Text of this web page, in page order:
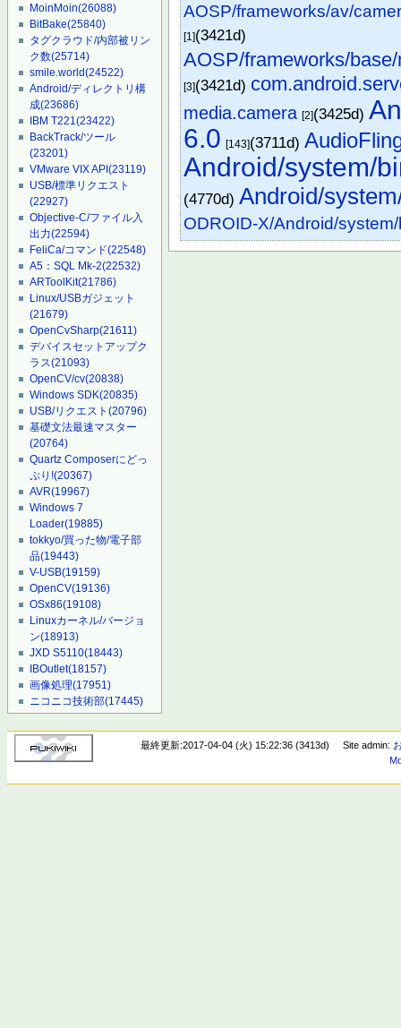
MoinMoin(26088)
BitBake(25840)
タグクラウド/内部被リン
ク数(25714)
smile.world(24522)
Android/ディレクトリ構
成(23686)
IBM T221(23422)
BackTrack/ツール
(23201)
VMware VIX API(23119)
USB/標準リクエスト
(22927)
Objective-C/ファイル入
出力(22594)
FeliCa/コマンド(22548)
A5：SQL Mk-2(22532)
ARToolKit(21786)
Linux/USBガジェット
(21679)
OpenCvSharp(21611)
デバイスセットアップク
ラス(21093)
OpenCV/cv(20838)
Windows SDK(20835)
USB/リクエスト(20796)
基礎文法最速マスター
(20764)
Quartz Composerにどっ
ぷり!(20367)
AVR(19967)
Windows 7
Loader(19885)
tokkyo/買った物/電子部
品(19443)
V-USB(19159)
OpenCV(19136)
OSx86(19108)
Linuxカーネル/バージョ
ン(18913)
JXD S5110(18443)
IBOutlet(18157)
画像処理(17951)
ニコニコ技術部(17445)
AOSP/frameworks/av/
[1](3421d)
AOSP/frameworks/
[3](3421d)
media.camera [2](3425d)
6.0 [143](3711d)
Android/system/
(4770d)Android/
ODROID-X/Android/
最終更新:2017-04-04 (火) 15:22:36 (3413d) Site admin: